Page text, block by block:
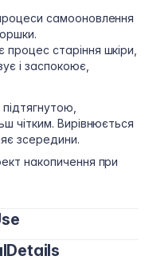
процеси самооновлення
процес старіння шкіри,
і заспокоює,
чітким. Вирівнюється
зсередини.
накопичення при
рухами до